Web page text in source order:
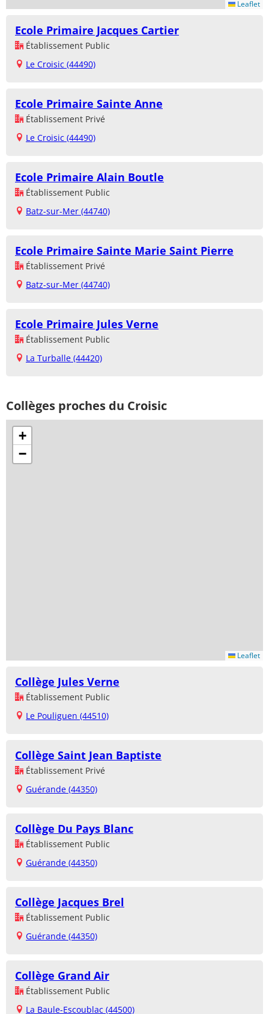
Leaflet
Ecole Primaire Jacques Cartier
Établissement Public
Le Croisic (44490)
Ecole Primaire Sainte Anne
Établissement Privé
Le Croisic (44490)
Ecole Primaire Alain Boutle
Établissement Public
Batz-sur-Mer (44740)
Ecole Primaire Sainte Marie Saint Pierre
Établissement Privé
Batz-sur-Mer (44740)
Ecole Primaire Jules Verne
Établissement Public
La Turballe (44420)
Collèges proches du Croisic
+
−
Leaflet
Collège Jules Verne
Établissement Public
Le Pouliguen (44510)
Collège Saint Jean Baptiste
Établissement Privé
Guérande (44350)
Collège Du Pays Blanc
Établissement Public
Guérande (44350)
Collège Jacques Brel
Établissement Public
Guérande (44350)
Collège Grand Air
Établissement Public
La Baule-Escoublac (44500)